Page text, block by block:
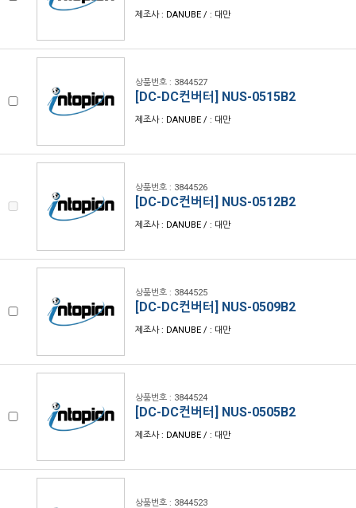
제조사 : DANUBE / : 대만
상품번호 : 3844527
[DC-DC컨버터] NUS-0515B2
제조사 : DANUBE / : 대만
상품번호 : 3844526
[DC-DC컨버터] NUS-0512B2
제조사 : DANUBE / : 대만
상품번호 : 3844525
[DC-DC컨버터] NUS-0509B2
제조사 : DANUBE / : 대만
상품번호 : 3844524
[DC-DC컨버터] NUS-0505B2
제조사 : DANUBE / : 대만
상품번호 : 3844523